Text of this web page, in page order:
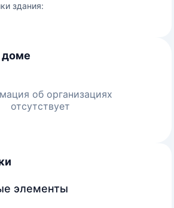
здания:
доме
об организациях
отсутствует
элементы